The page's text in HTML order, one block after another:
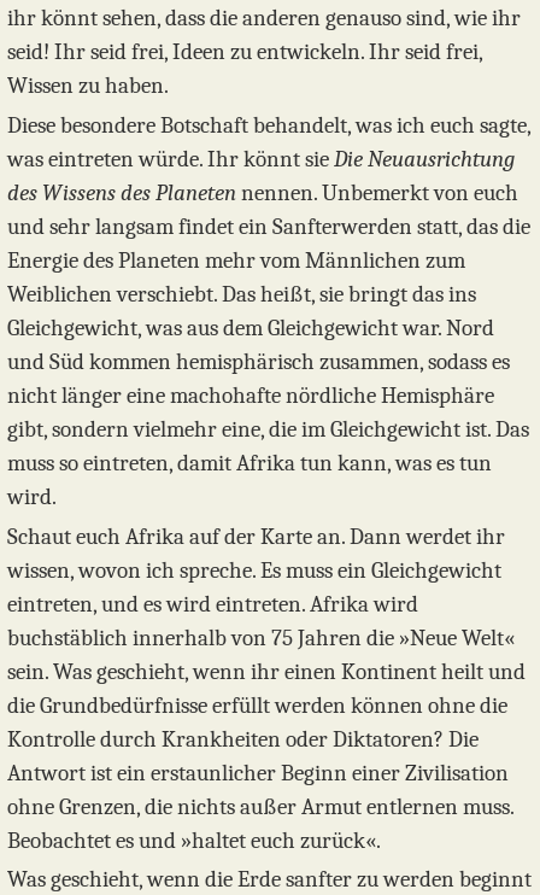
ihr könnt sehen, dass die anderen genauso sind, wie ihr
seid! Ihr seid frei, Ideen zu entwickeln. Ihr seid frei,
Wissen zu haben.
Diese besondere Botschaft behandelt, was ich euch sagte,
was eintreten würde. Ihr könnt sieDie Neuausrichtung
des Wissens des Planetennennen. Unbemerkt von euch
und sehr langsam findet ein Sanfterwerden statt, das die
Energie des Planeten mehr vom Männlichen zum
Weiblichen verschiebt. Das heißt, sie bringt das ins
Gleichgewicht, was aus dem Gleichgewicht war. Nord
und Süd kommen hemisphärisch zusammen, sodass es
nicht länger eine machohafte nördliche Hemisphäre
gibt, sondern vielmehr eine, die im Gleichgewicht ist. Das
muss so eintreten, damit Afrika tun kann, was es tun
wird.
Schaut euch Afrika auf der Karte an. Dann werdet ihr
wissen, wovon ich spreche. Es muss ein Gleichgewicht
eintreten, und es wird eintreten. Afrika wird
buchstäblich innerhalb von 75 Jahren die »Neue Welt«
sein. Was geschieht, wenn ihr einen Kontinent heilt und
die Grundbedürfnisse erfüllt werden können ohne die
Kontrolle durch Krankheiten oder Diktatoren? Die
Antwort ist ein erstaunlicher Beginn einer Zivilisation
ohne Grenzen, die nichts außer Armut entlernen muss.
Beobachtet es und »haltet euch zurück«.
Was geschieht, wenn die Erde sanfter zu werden beginnt